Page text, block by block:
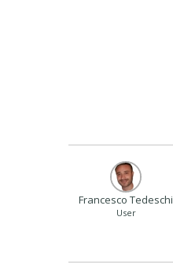
Francesco Tedeschi
User